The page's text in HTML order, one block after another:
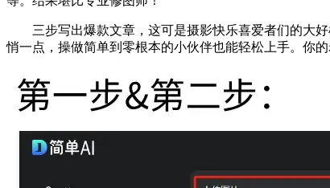
三步写出爆款文章，这可是摄影快乐喜爱者们的大好
悄一点，操做简单到零根本的小伙伴也能轻松上手。你